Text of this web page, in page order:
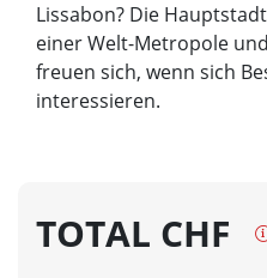
Lissabon? Die
einer Welt-Metropole
freuen sich, wenn sich
interessieren.
TOTAL CHF